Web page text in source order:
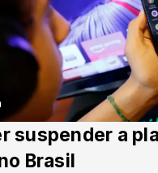
suspender a
Brasil